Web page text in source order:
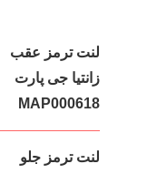
لنت ترمز عقب
زانتیا جی پارت
MAP000618
لنت ترمز جلو